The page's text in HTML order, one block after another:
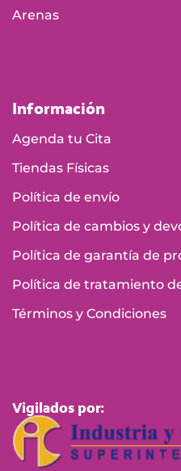
Arenas
Información
Agenda tu Cita
Tiendas Físicas
Política de envío
Política de cambios y
Política de garantía de
Política de tratamiento
Términos y Condiciones
Vigilados por: